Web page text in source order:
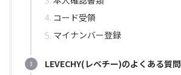
コード受領
マイナンバー登録
LEVECHY(レベチー)のよくある質問